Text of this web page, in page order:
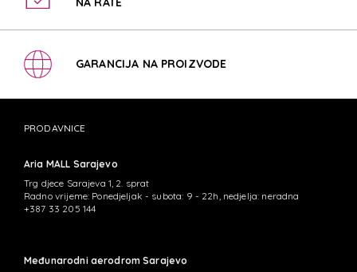
GARANCIJA NA PROIZVODE
PRODAVNICE
Aria MALL Sarajevo
Trg djece Sarajeva 1, 2. sprat
Radno vrijeme: Ponedjeljak - subota: 9 - 22h, nedjelja: neradna
+387 33 205 144
Međunarodni aerodrom Sarajevo